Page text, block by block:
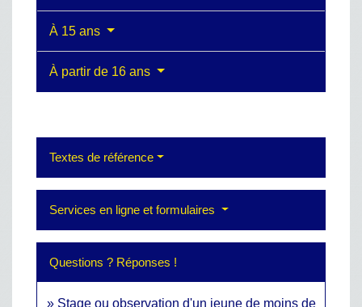
À 15 ans
À partir de 16 ans
Textes de référence
Services en ligne et formulaires
Questions ? Réponses !
Stage ou observation d'un jeune de moins de